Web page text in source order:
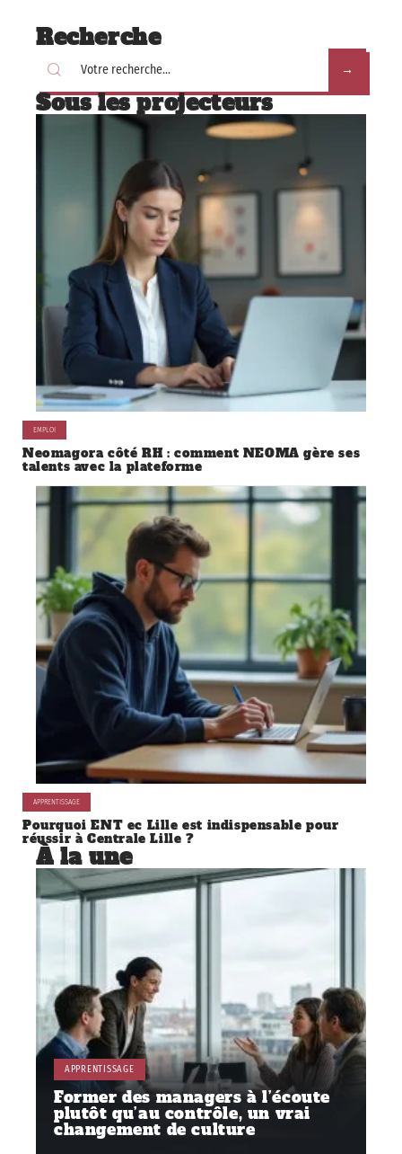
Recherche
Sous les projecteurs
EMPLOI
Neomagora côté RH : comment NEOMA gère ses
talents avec la plateforme
APPRENTISSAGE
Pourquoi ENT ec Lille est indispensable pour
réussir à Centrale Lille ?
À la une
APPRENTISSAGE
Former des managers à l’écoute
plutôt qu’au contrôle, un vrai
changement de culture